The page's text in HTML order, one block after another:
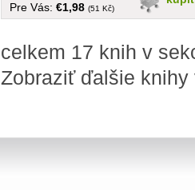
Pre Vás: €1,98 (51 Kč)
celkem 17 knih v
Zobraziť ďalšie